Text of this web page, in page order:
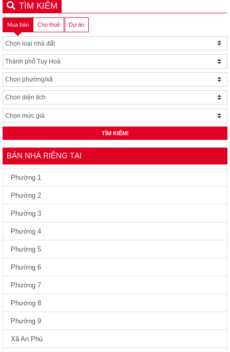
TÌM KIẾM
Mua bán Cho thuê Dự án
TÌM KIẾM!
BÁN NHÀ RIÊNG TẠI
Phường 1
Phường 2
Phường 3
Phường 4
Phường 5
Phường 6
Phường 7
Phường 8
Phường 9
Xã An Phú